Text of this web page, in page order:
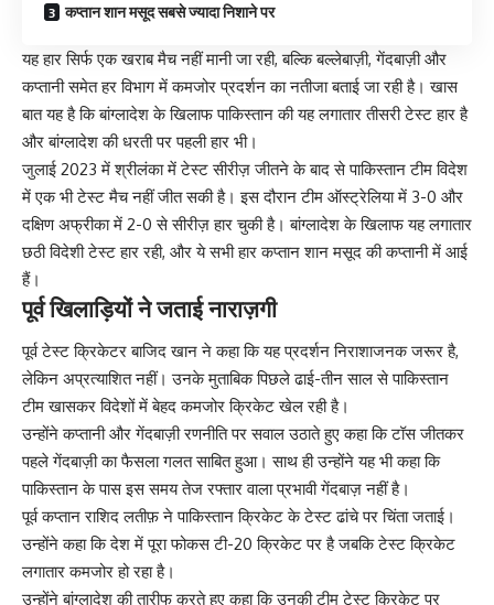
कप्तान शान मसूद सबसे ज्यादा निशाने पर
यह हार सिर्फ एक खराब मैच नहीं मानी जा रही, बल्कि बल्लेबाज़ी, गेंदबाज़ी और
कप्तानी समेत हर विभाग में कमजोर प्रदर्शन का नतीजा बताई जा रही है। खास
बात यह है कि बांग्लादेश के खिलाफ पाकिस्तान की यह लगातार तीसरी टेस्ट हार है
और बांग्लादेश की धरती पर पहली हार भी।
जुलाई 2023 में श्रीलंका में टेस्ट सीरीज़ जीतने के बाद से पाकिस्तान टीम विदेश
में एक भी टेस्ट मैच नहीं जीत सकी है। इस दौरान टीम ऑस्ट्रेलिया में 3-0 और
दक्षिण अफ्रीका में 2-0 से सीरीज़ हार चुकी है। बांग्लादेश के खिलाफ यह लगातार
छठी विदेशी टेस्ट हार रही, और ये सभी हार कप्तान शान मसूद की कप्तानी में आई
हैं।
पूर्व खिलाड़ियों ने जताई नाराज़गी
पूर्व टेस्ट क्रिकेटर बाजिद खान ने कहा कि यह प्रदर्शन निराशाजनक जरूर है,
लेकिन अप्रत्याशित नहीं। उनके मुताबिक पिछले ढाई-तीन साल से पाकिस्तान
टीम खासकर विदेशों में बेहद कमजोर क्रिकेट खेल रही है।
उन्होंने कप्तानी और गेंदबाज़ी रणनीति पर सवाल उठाते हुए कहा कि टॉस जीतकर
पहले गेंदबाज़ी का फैसला गलत साबित हुआ। साथ ही उन्होंने यह भी कहा कि
पाकिस्तान के पास इस समय तेज रफ्तार वाला प्रभावी गेंदबाज़ नहीं है।
पूर्व कप्तान राशिद लतीफ़ ने पाकिस्तान क्रिकेट के टेस्ट ढांचे पर चिंता जताई।
उन्होंने कहा कि देश में पूरा फोकस टी-20 क्रिकेट पर है जबकि टेस्ट क्रिकेट
लगातार कमजोर हो रहा है।
उन्होंने बांग्लादेश की तारीफ करते हुए कहा कि उनकी टीम टेस्ट क्रिकेट पर